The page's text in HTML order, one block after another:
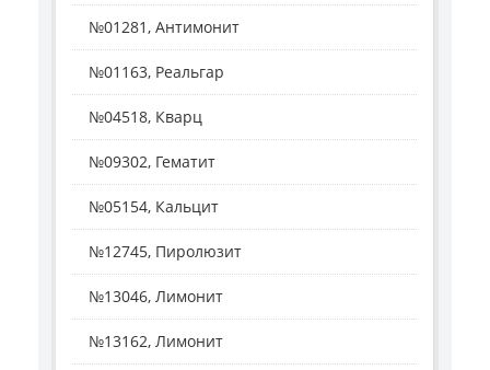
№01281, Антимонит
№01163, Реальгар
№04518, Кварц
№09302, Гематит
№05154, Кальцит
№12745, Пиролюзит
№13046, Лимонит
№13162, Лимонит